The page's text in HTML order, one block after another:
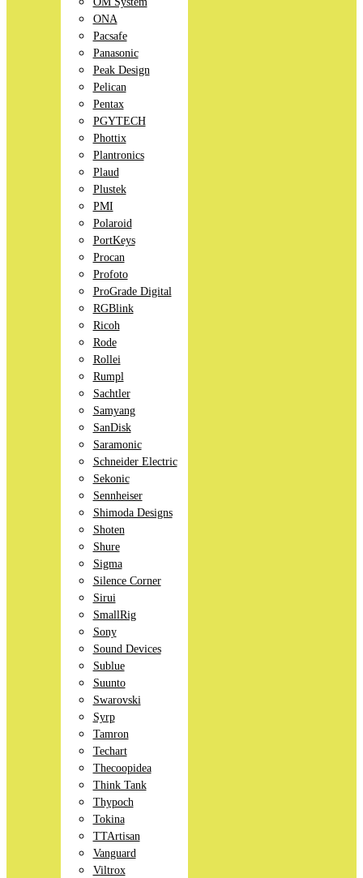
ONA
Pacsafe
Panasonic
Peak Design
Pelican
Pentax
PGYTECH
Phottix
Plantronics
Plaud
Plustek
PMI
Polaroid
PortKeys
Procan
Profoto
ProGrade Digital
RGBlink
Ricoh
Rode
Rollei
Rumpl
Sachtler
Samyang
SanDisk
Saramonic
Schneider Electric
Sekonic
Sennheiser
Shimoda Designs
Shoten
Shure
Sigma
Silence Corner
Sirui
SmallRig
Sony
Sound Devices
Sublue
Suunto
Swarovski
Syrp
Tamron
Techart
Thecoopidea
Think Tank
Thypoch
Tokina
TTArtisan
Vanguard
Viltrox